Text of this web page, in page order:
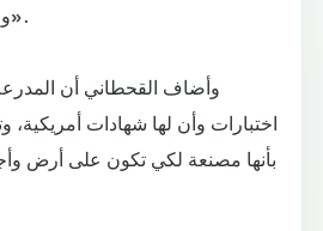
وحماية قصوى لـ٨ جنود».
وأضاف القحطاني أن
اختبارات وأن لها شهادات
بأنها مصنعة لكي تكون على أرض